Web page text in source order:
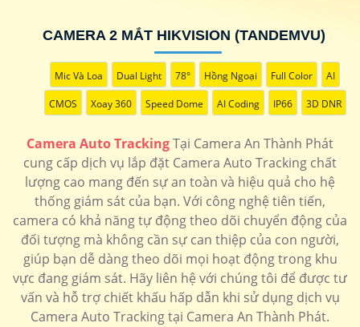
'
CAMERA 2 MẮT HIKVISION (TANDEMVU)
Mic Và Loa Dual Light 78° Hồng Ngoại Full Color AI
CMOS Xoay 360 Speed Dome AI Coding IP66 3D DNR
Camera Auto TrackingTại Camera An Thành Phát
cung cấp dịch vụ lắp đặt Camera Auto Tracking chất
lượng cao mang đến sự an toàn và hiệu quả cho hệ
thống giám sát của bạn. Với công nghệ tiên tiến,
camera có khả năng tự động theo dõi chuyển động của
đối tượng mà không cần sự can thiệp của con người,
giúp bạn dễ dàng theo dõi mọi hoạt động trong khu
vực đang giám sát. Hãy liên hệ với chúng tôi để được tư
vấn và hỗ trợ chiết khấu hấp dẫn khi sử dụng dịch vụ
Camera Auto Tracking tại Camera An Thành Phát.